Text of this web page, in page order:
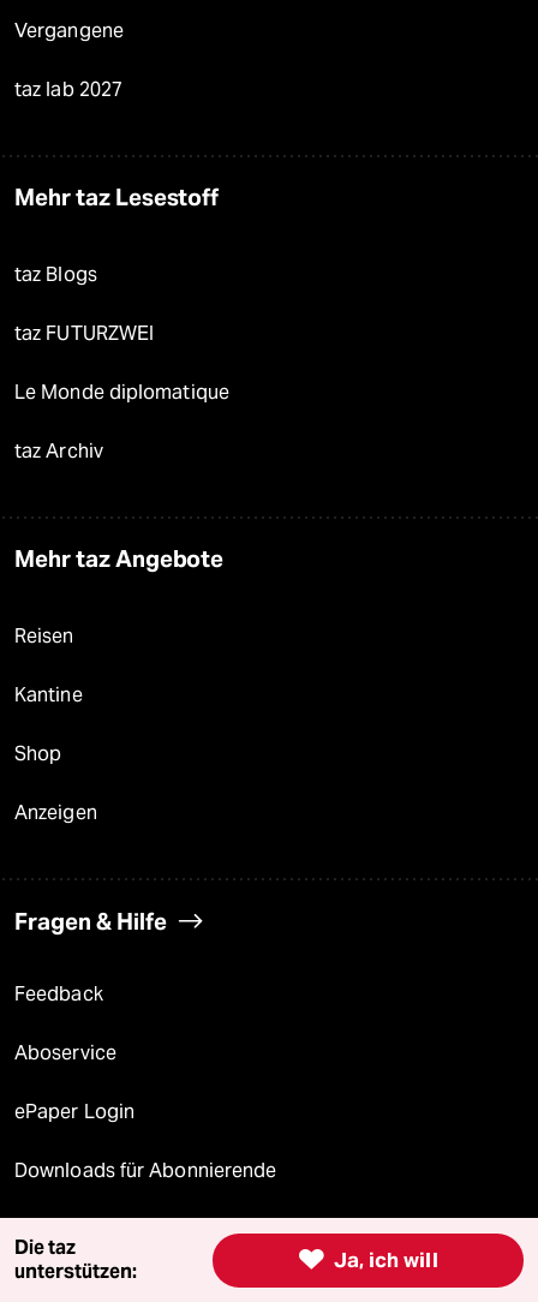
Vergangene
taz lab 2027
Mehr taz Lesestoff
taz Blogs
taz FUTURZWEI
Le Monde diplomatique
taz Archiv
Mehr taz Angebote
Reisen
Kantine
Shop
Anzeigen
Fragen & Hilfe
Feedback
Aboservice
ePaper Login
Downloads für Abonnierende
© 2026 taz Verlags und Vertriebs GmbH
 Ja, ich will
Die taz
unterstützen: